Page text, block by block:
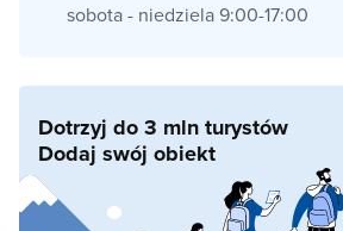
sobota - niedziela 9:00-17:00
Dotrzyj do 3 mln turystów
Dodaj swój obiekt